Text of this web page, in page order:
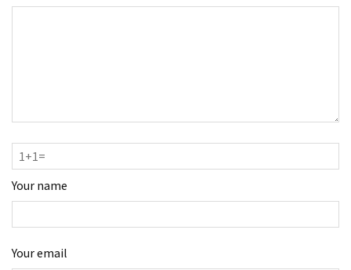
Your name
Your email